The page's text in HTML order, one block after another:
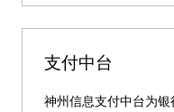
支付中台
神州信息支付中台为